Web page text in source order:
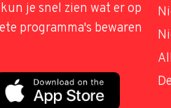
je snel zien wat er op
programma's bewaren